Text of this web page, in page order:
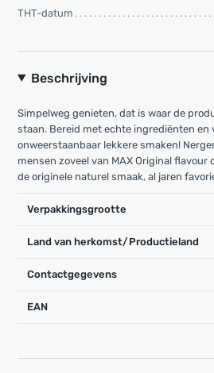
THT-datum
Beschrijving
Simpelweg genieten, dat is waar de
staan. Bereid met echte ingrediënten en
onweerstaanbaar lekkere smaken!
mensen zoveel van MAX Original flavour
de originele naturel smaak, al jaren
Verpakkingsgrootte
Land van herkomst/Productieland
Contactgegevens
EAN